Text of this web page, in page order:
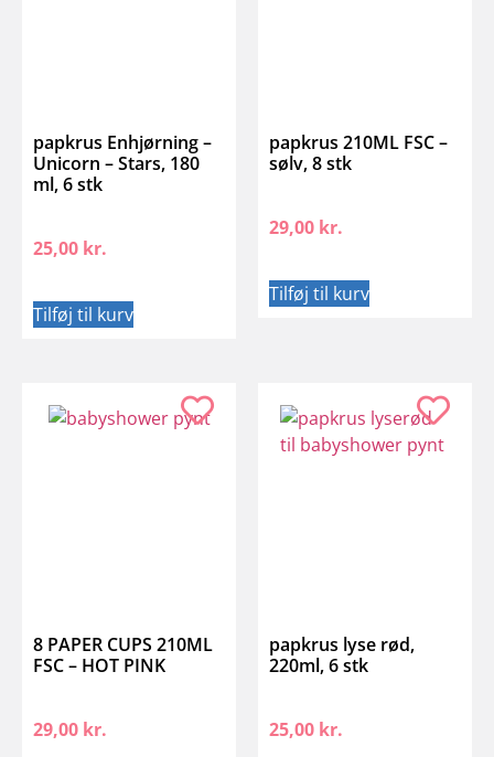
papkrus Enhjørning –
Unicorn – Stars, 180
ml, 6 stk
25,00 kr.
Tilføj til kurv
papkrus 210ML FSC –
sølv, 8 stk
29,00 kr.
Tilføj til kurv
8 PAPER CUPS 210ML
FSC – HOT PINK
29,00 kr.
papkrus lyse rød,
220ml, 6 stk
25,00 kr.